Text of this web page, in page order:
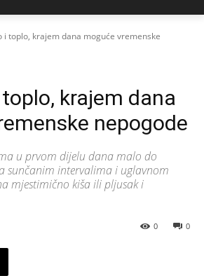
i toplo, krajem dana moguće vremenske
krajem dana
nepogode
u prvom dijelu dana malo do
sunčanim intervalima i uglavnom
mjestimično kiša ili pljusak i
0
0